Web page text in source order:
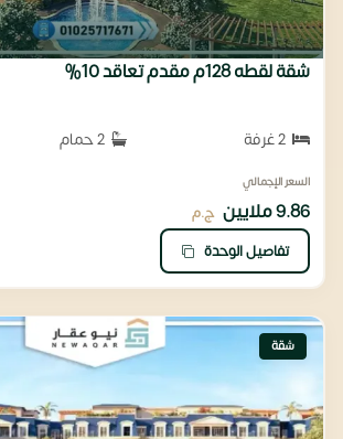
شقة لقطه 128م مقدم تعاقد 10%
السعر الإجمالي
9.86 ملايين ج.م
تفاصيل الوحدة
شقة